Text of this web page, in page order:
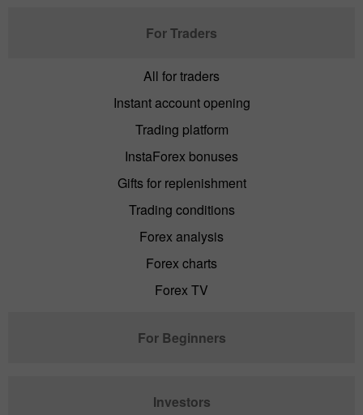
For Traders
All for traders
Instant account opening
Trading platform
InstaForex bonuses
Gifts for replenishment
Trading conditions
Forex analysis
Forex charts
Forex TV
For Beginners
Investors